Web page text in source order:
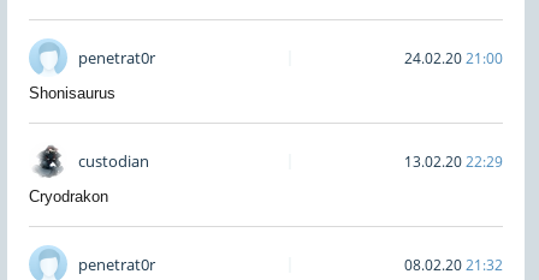
penetrat0r 24.02.2021:00
Shonisaurus
custodian 13.02.2022:29
Cryodrakon
penetrat0r 08.02.2021:32